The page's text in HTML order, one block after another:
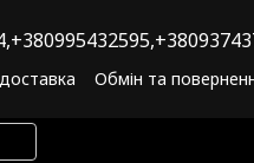
+380995432595,
Обмін та